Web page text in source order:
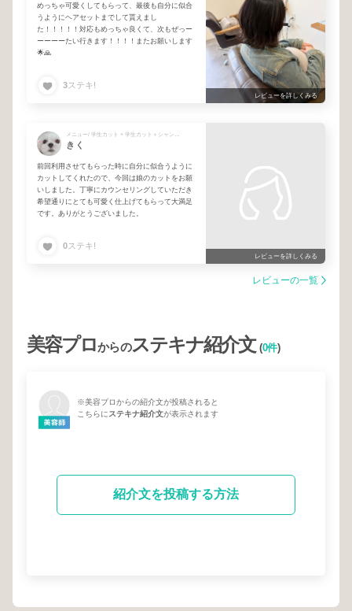
めっちゃ可愛くしてもらって、最後も自分に似合
うようにヘアセットまでして貰えまし
た！！！！！対応もめっちゃ良くて、次もぜっー
ーーーーたい行きます！！！！またお願いします
🌟🙏
3ステキ!
レビューを詳しくみる
きく
前回利用させてもらった時に自分に似合うように
カットしてくれたので、今回は娘のカットをお願
いしました。丁寧にカウンセリングしていただき
希望通りにとても可愛く仕上げてもらって大満足
です。ありがとうございました。
0ステキ!
レビューを詳しくみる
レビューの一覧
美容プロからのステキナ紹介文(0件)
※美容プロからの紹介文が投稿されると
こちらにステキナ紹介文が表示されます
紹介文を投稿する方法